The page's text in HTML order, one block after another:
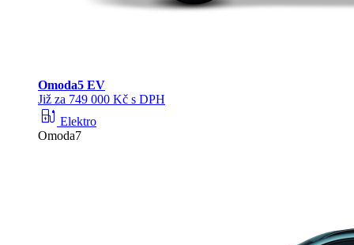
Omoda5 EV
Již za 749 000 Kč s DPH
ev_station Elektro
Omoda7